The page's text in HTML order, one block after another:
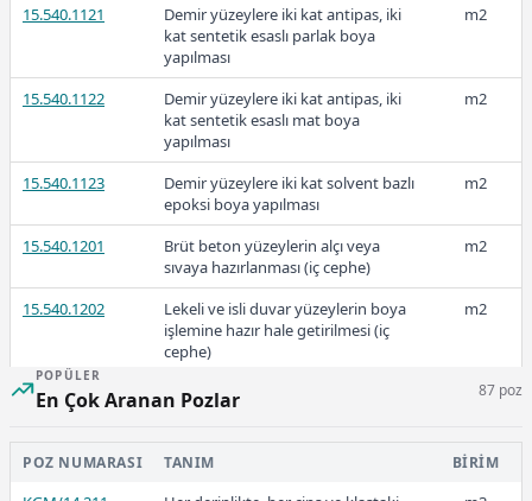
15.540.1121
Demir yüzeylere iki kat antipas, iki
kat sentetik esaslı parlak boya
yapılması
m2
15.540.1122
Demir yüzeylere iki kat antipas, iki
kat sentetik esaslı mat boya
yapılması
m2
15.540.1123
Demir yüzeylere iki kat solvent bazlı
epoksi boya yapılması
m2
15.540.1201
Brüt beton yüzeylerin alçı veya
sıvaya hazırlanması (iç cephe)
m2
15.540.1202
Lekeli ve isli duvar yüzeylerin boya
işlemine hazır hale getirilmesi (iç
cephe)
m2
15.540.1203
Eski boyalı yüzeylere üç kat beyaz
m2
15.540.1204
Eski boyalı yüzeylere üç kat renkli
m2
POPÜLER
En Çok Aranan Pozlar 87 poz
POZ NUMARASI TANIM BIRIM